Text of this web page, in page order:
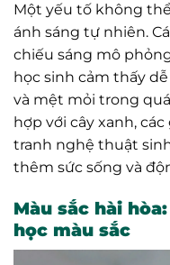
Một yếu tố không
ánh sáng tự nhiên.
chiếu sáng mô
học sinh cảm thấy
và mệt mỏi trong
hợp với cây xanh,
tranh nghệ thuật
thêm sức sống và
Màu sắc hài
học màu sắc